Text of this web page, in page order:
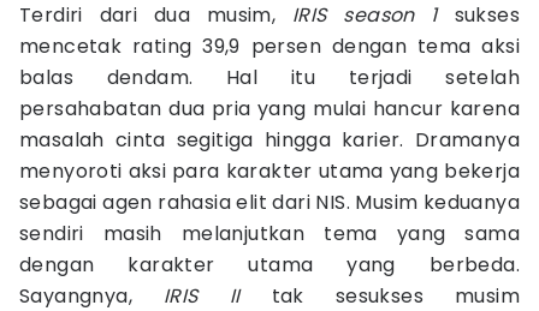
Terdiri dari dua musim, IRIS season 1sukses
mencetak rating 39,9 persen dengan tema aksi
balas dendam. Hal itu terjadi setelah
persahabatan dua pria yang mulai hancur karena
masalah cinta segitiga hingga karier. Dramanya
menyoroti aksi para karakter utama yang bekerja
sebagai agen rahasia elit dari NIS. Musim keduanya
sendiri masih melanjutkan tema yang sama
dengan karakter utama yang berbeda.
Sayangnya, IRIS IItak sesukses musim